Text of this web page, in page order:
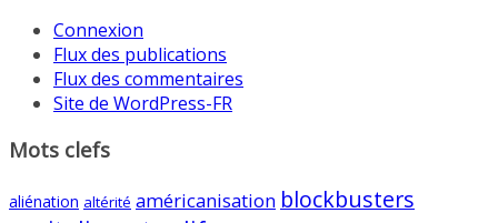
Connexion
Flux des publications
Flux des commentaires
Site de WordPress-FR
Mots clefs
aliénation altérité américanisation blockbusters